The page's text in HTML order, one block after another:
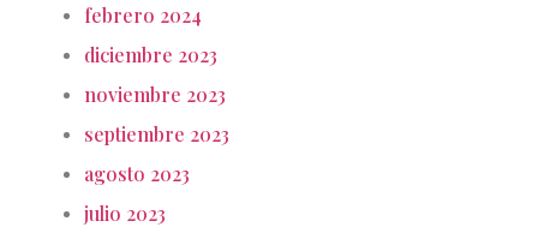
febrero 2024
diciembre 2023
noviembre 2023
septiembre 2023
agosto 2023
julio 2023